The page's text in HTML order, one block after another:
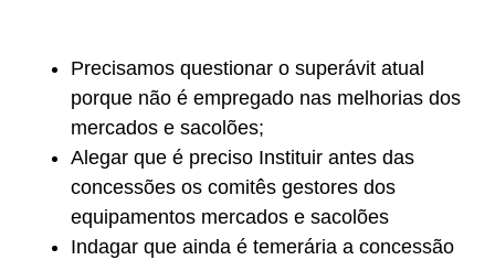
Precisamos questionar o superávit atual
porque não é empregado nas melhorias dos
mercados e sacolões;
Alegar que é preciso Instituir antes das
concessões os comitês gestores dos
equipamentos mercados e sacolões
Indagar que ainda é temerária a concessão